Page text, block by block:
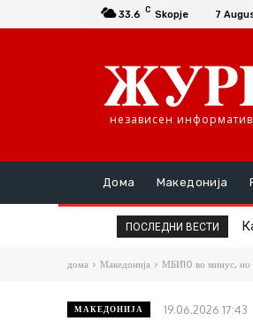
33.6 C Skopje 7
независен
Дома Македонија
ПОСЛЕДНИ ВЕСТИ
дома Македонија МБИ10 во минус, но
МАКЕДОНИЈА 19.06.2026 17:43